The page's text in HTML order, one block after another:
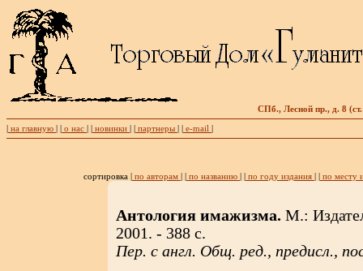
СПб., Лесной пр., д. 8
| на главную | | о нас | | новинки | | партнеры | | e-mail |
сортировка | по авторам | | по названию | | по году издания | | по месту
Антология имажизма. М.:
2001. - 388 с.
Пер. с англ. Общ. ред., предисл.,